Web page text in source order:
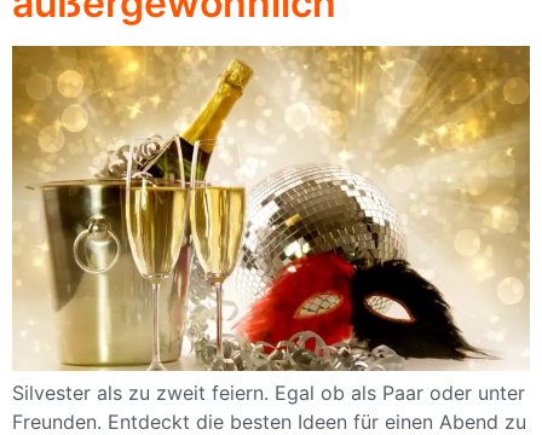
Silvester als zu zweit feiern. Egal ob als Paar oder unter
Freunden. Entdeckt die besten Ideen für einen Abend zu